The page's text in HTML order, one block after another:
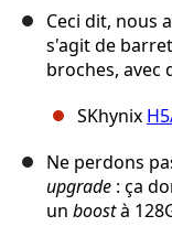
Ceci dit, nous
s'agit de
broches, avec
SKhynix
Ne perdons
upgrade : ça
un boostà